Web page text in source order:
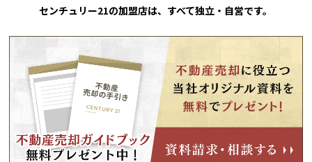
センチュリー21の加盟店は、すべて独立・自営です。